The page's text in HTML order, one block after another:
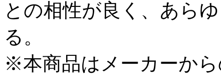
との相性が良く、あら
る。
※本商品はメーカーか